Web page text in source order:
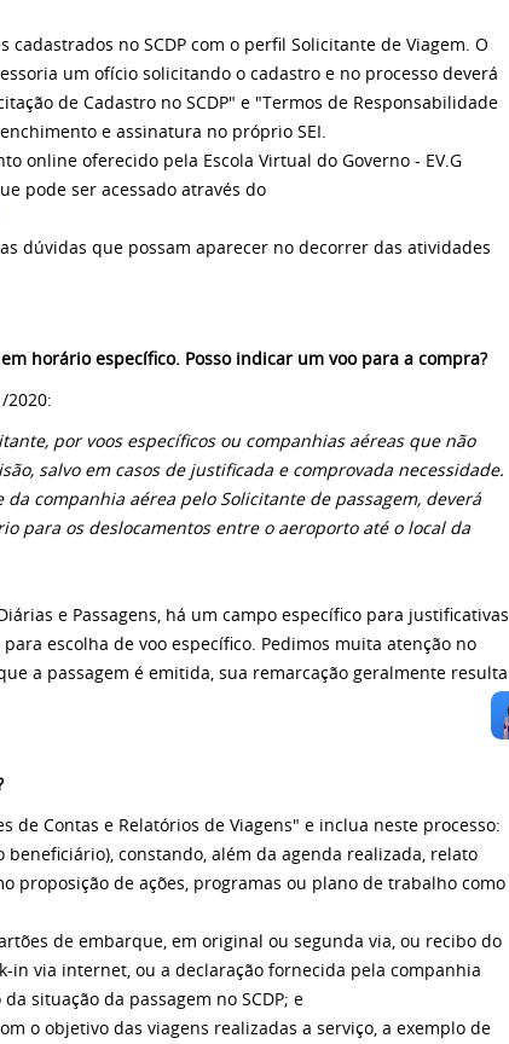
no SCDP com o perfil Solicitante de Viagem. O
um ofício solicitando o cadastro e no processo deverá
de Cadastro no SCDP" e "Termos de Responsabilidade
e assinatura no próprio SEI.
online oferecido pela Escola Virtual do Governo - EV.G
pode ser acessado através do
dúvidas que possam aparecer no decorrer das atividades
horário específico. Posso indicar um voo para a compra?
2020:
por voos específicos ou companhias aéreas que não
salvo em casos de justificada e comprovada necessidade.
companhia aérea pelo Solicitante de passagem, deverá
para os deslocamentos entre o aeroporto até o local da
e Passagens, há um campo específico para justificativas
escolha de voo específico. Pedimos muita atenção no
a passagem é emitida, sua remarcação geralmente resulta
de Contas e Relatórios de Viagens" e inclua neste processo:
beneficiário), constando, além da agenda realizada, relato
proposição de ações, programas ou plano de trabalho como
de embarque, em original ou segunda via, ou recibo do
in via internet, ou a declaração fornecida pela companhia
situação da passagem no SCDP; e
o objetivo das viagens realizadas a serviço, a exemplo de